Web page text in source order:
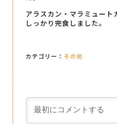
アラスカン・マラミュート
しっかり完食しました。
カテゴリー： その他